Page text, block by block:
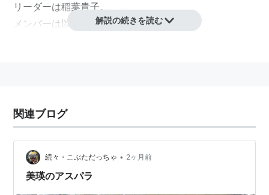
リーダーは稲葉貴子。
メンバーは以下のとおり。
あさみ
亀井絵里
加護亜依
解説の続きを読む
関連ブログ
続々・こぶただっちゃ • 2ヶ月前
美瑛のアスパラ